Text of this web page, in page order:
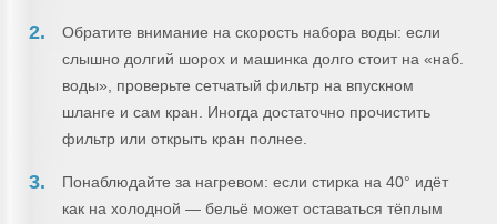
Обратите внимание на скорость набора воды: если
слышно долгий шорох и машинка долго стоит на «наб.
воды», проверьте сетчатый фильтр на впускном
шланге и сам кран. Иногда достаточно прочистить
фильтр или открыть кран полнее.
Понаблюдайте за нагревом: если стирка на 40° идёт
как на холодной — бельё может оставаться тёплым